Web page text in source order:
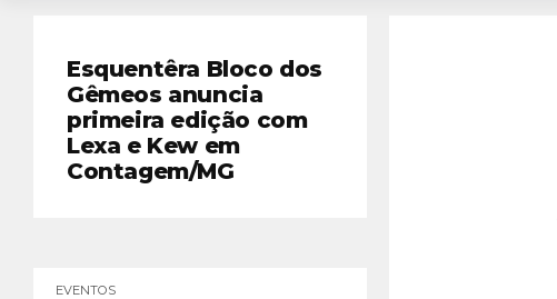
Esquentêra Bloco dos
Gêmeos anuncia
primeira edição com
Lexa e Kew em
Contagem/MG
EVENTOS